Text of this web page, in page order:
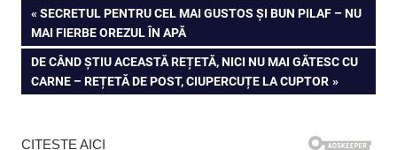
Navigare
în
articole
PREVIOUS
POST:
SECRETUL PENTRU CEL MAI GUSTOS ȘI BUN PILAF – NU
MAI FIERBE OREZUL ÎN APĂ
NEXT
POST:
DE CÂND ȘTIU ACEASTĂ REȚETĂ, NICI NU MAI GĂTESC CU
CARNE – REȚETĂ DE POST, CIUPERCUȚE LA CUPTOR